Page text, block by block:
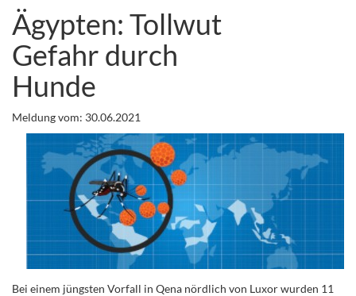
Ägypten: Tollwut
Gefahr durch
Hunde
Meldung vom: 30.06.2021
Bei einem jüngsten Vorfall in Qena nördlich von Luxor wurden 11